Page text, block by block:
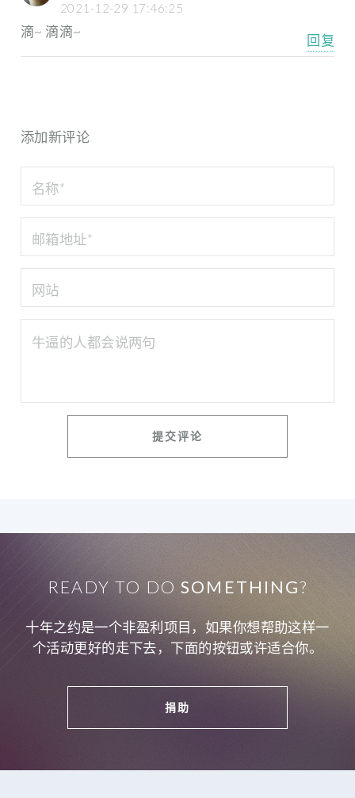
2021-12-29 17:46:25
滴~ 滴滴~
回复
添加新评论
READY TO DOSOMETHING?
十年之约是一个非盈利项目，如果你想帮助这样一
个活动更好的走下去，下面的按钮或许适合你。
捐助